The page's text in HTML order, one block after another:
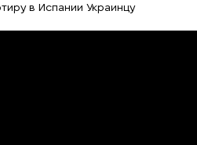
в Испании Украинцу